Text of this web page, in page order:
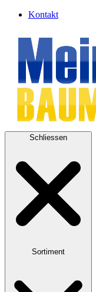
Kontakt
Schliessen
Sortiment